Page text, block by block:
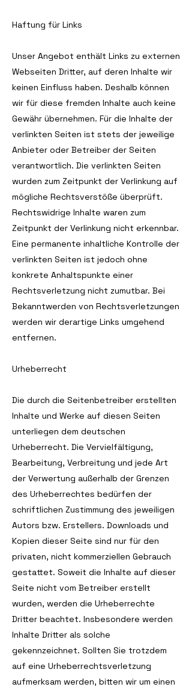
Haftung für Links
Unser Angebot enthält Links zu externen
Webseiten Dritter, auf deren Inhalte wir
keinen Einfluss haben. Deshalb können
wir für diese fremden Inhalte auch keine
Gewähr übernehmen. Für die Inhalte der
verlinkten Seiten ist stets der jeweilige
Anbieter oder Betreiber der Seiten
verantwortlich. Die verlinkten Seiten
wurden zum Zeitpunkt der Verlinkung auf
mögliche Rechtsverstöße überprüft.
Rechtswidrige Inhalte waren zum
Zeitpunkt der Verlinkung nicht erkennbar.
Eine permanente inhaltliche Kontrolle der
verlinkten Seiten ist jedoch ohne
konkrete Anhaltspunkte einer
Rechtsverletzung nicht zumutbar. Bei
Bekanntwerden von Rechtsverletzungen
werden wir derartige Links umgehend
entfernen.
Urheberrecht
Die durch die Seitenbetreiber erstellten
Inhalte und Werke auf diesen Seiten
unterliegen dem deutschen
Urheberrecht. Die Vervielfältigung,
Bearbeitung, Verbreitung und jede Art
der Verwertung außerhalb der Grenzen
des Urheberrechtes bedürfen der
schriftlichen Zustimmung des jeweiligen
Autors bzw. Erstellers. Downloads und
Kopien dieser Seite sind nur für den
privaten, nicht kommerziellen Gebrauch
gestattet. Soweit die Inhalte auf dieser
Seite nicht vom Betreiber erstellt
wurden, werden die Urheberrechte
Dritter beachtet. Insbesondere werden
Inhalte Dritter als solche
gekennzeichnet. Sollten Sie trotzdem
auf eine Urheberrechtsverletzung
aufmerksam werden, bitten wir um einen